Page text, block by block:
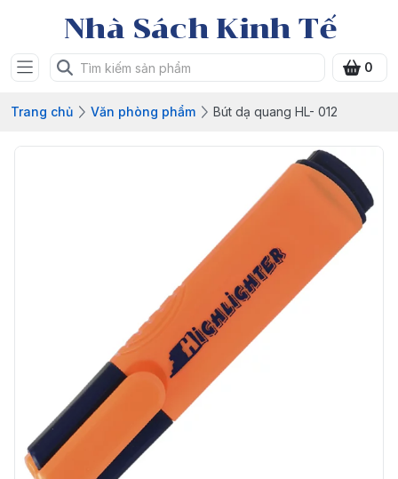
Nhà Sách Kinh Tế
0
Trang chủ Văn phòng phẩm Bút dạ quang HL- 012